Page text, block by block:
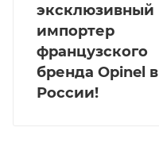
эксклюзивный
импортер
французского
бренда Opinel в
России!